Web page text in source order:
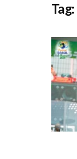
Tag: